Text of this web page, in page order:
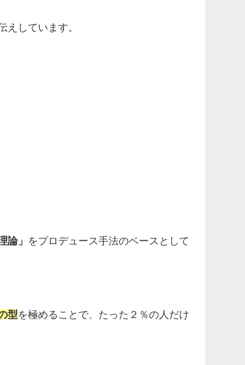
えしています。
論」 をプロデュース手法のベースとして
型を極めることで、 たった２％の人だけ